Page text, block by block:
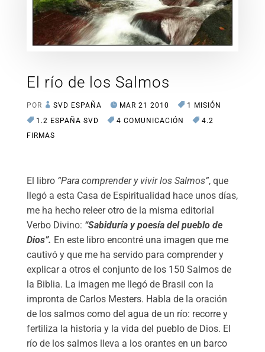
El río de los Salmos
POR SVD ESPAÑA MAR 21 2010
1 MISIÓN
1.2 ESPAÑA SVD
4 COMUNICACIÓN
4.2
FIRMAS
El libro “Para comprender y vivir los Salmos”, que
llegó a esta Casa de Espiritualidad hace unos días,
me ha hecho releer otro de la misma editorial
Verbo Divino: “Sabiduría y poesía del pueblo de
Dios”. En este libro encontré una imagen que me
cautivó y que me ha servido para comprender y
explicar a otros el conjunto de los 150 Salmos de
la Biblia. La imagen me llegó de Brasil con la
impronta de Carlos Mesters. Habla de la oración
de los salmos como del agua de un río: recorre y
fertiliza la historia y la vida del pueblo de Dios. El
río de los salmos lleva a los orantes en un barco